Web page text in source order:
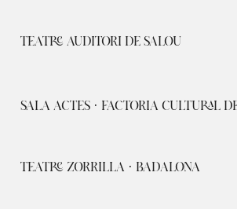
TEATRE AUDITORI DE SALOU
SALA ACTES · FACTORIA CULTURAL
TEATRE ZORRILLA · BADALONA